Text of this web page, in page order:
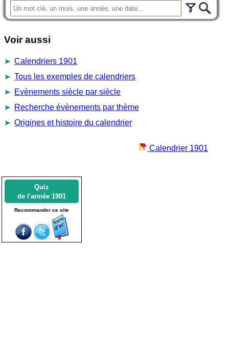
Voir aussi
Calendriers 1901
Tous les exemples de calendriers
Evènements siècle par siècle
Recherche évènements par thème
Origines et histoire du calendrier
Calendrier 1901
Quiz
de l'année 1901
Recommander ce site